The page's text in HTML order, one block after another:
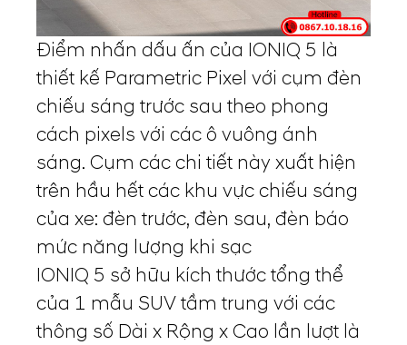
Điểm nhấn dấu ấn của IONIQ 5 là
thiết kế Parametric Pixel với cụm đèn
chiếu sáng trước sau theo phong
cách pixels với các ô vuông ánh
sáng. Cụm các chi tiết này xuất hiện
trên hầu hết các khu vực chiếu sáng
của xe: đèn trước, đèn sau, đèn báo
mức năng lượng khi sạc
IONIQ 5 sở hữu kích thước tổng thể
của 1 mẫu SUV tầm trung với các
thông số Dài x Rộng x Cao lần lượt là